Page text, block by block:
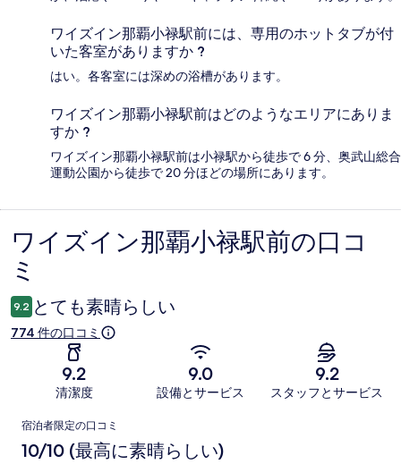
ワイズイン那覇小禄駅前には、専用のホットタブが付
いた客室がありますか ?
はい。各客室には深めの浴槽があります。
ワイズイン那覇小禄駅前はどのようなエリアにありま
すか ?
ワイズイン那覇小禄駅前は小禄駅から徒歩で 6 分、奥武山総合
運動公園から徒歩で 20 分ほどの場所にあります。
口
コ
ミ
ワイズイン那覇小禄駅前の口コ
ミ
9.2 とても素晴らしい
774 件の口コミ
9.2
清潔度
9.0
設備とサービス
9.2
スタッフとサービス
口
コ
宿泊者限定の口コミ
10/10 (最高に素晴らしい)